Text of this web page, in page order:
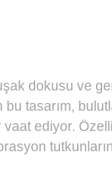
dokusu ve
bu tasarım,
ediyor.